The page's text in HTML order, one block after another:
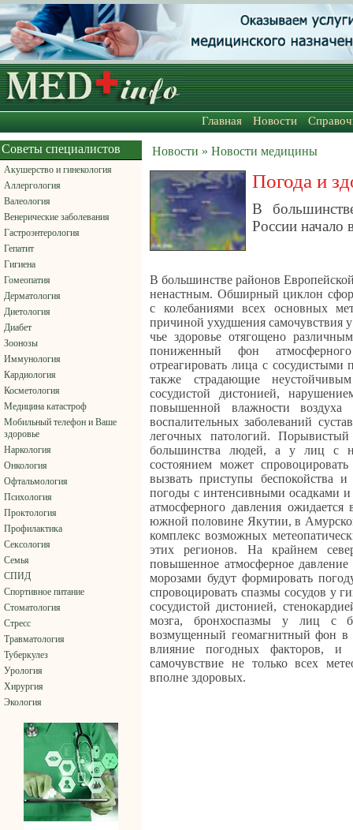
Главная Новости
Советы специалистов
Акушерство и гинекология
Аллергология
Валеология
Венерические заболевания
Гастроэнтерология
Гепатит
Гигиена
Гомеопатия
Дерматология
Диетология
Диабет
Зоонозы
Иммунология
Кардиология
Косметология
Медицина катастроф
Мобильный телефон и Ваше
здоровье
Наркология
Онкология
Офтальмология
Психология
Проктология
Профилактика
Сексология
Семья
СПИД
Спортивное питание
Стоматология
Стресс
Травматология
Туберкулез
Урология
Хирургия
Экология
Новости » Новости медицины
Погода и
В
России начало
В большинстве районов
ненастным. Обширный циклон
с колебаниями всех основных
причиной ухудшения самочувствия
чье здоровье отягощено
пониженный фон
отреагировать лица с
также страдающие
сосудистой дистонией,
повышенной влажности воздуха
воспалительных заболеваний
легочных патологий.
большинства людей, а у лиц с
состоянием может
вызвать приступы беспокойства
погоды с интенсивными осадками
атмосферного давления
южной половине Якутии, в
комплекс возможных
этих регионов. На крайнем
повышенное атмосферное
морозами будут формировать
спровоцировать спазмы сосудов у
сосудистой дистонией,
мозга, бронхоспазмы у лиц с
возмущенный геомагнитный фон в
влияние погодных факторов,
самочувствие не только всех
вполне здоровых.